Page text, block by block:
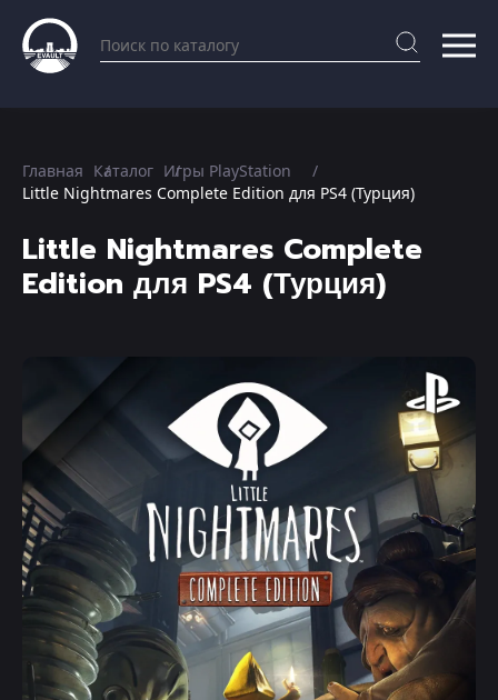
Главная Каталог Игры PlayStation
Little Nightmares Complete Edition для PS4 (Турция)
Little Nightmares Complete
Edition для PS4 (Турция)